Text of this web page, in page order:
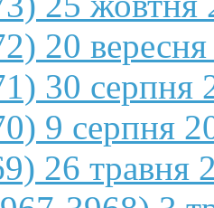
20 вересня
30 серпня
9 серпня
26 травня